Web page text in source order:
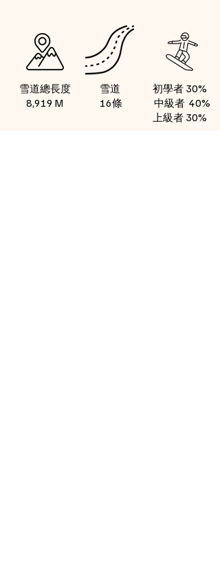
​雪道總長度
8,919 M
​雪道
16條
​初學者 30%
中級者 40%
上級者 30%